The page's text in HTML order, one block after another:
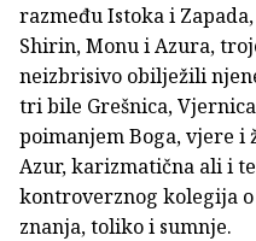
razmeđu Istoka i
Shirin, Monu i Azura,
neizbrisivo obilježili
tri bile Grešnica,
poimanjem Boga, vjere i
Azur, karizmatična ali i
kontroverznog kolegija
znanja, toliko i sumnje.